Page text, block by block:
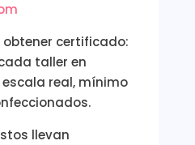
obtener certificado:
taller en
real, mínimo
llevan